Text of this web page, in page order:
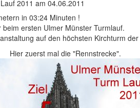
2011 am 04.06.2011
in 03:24 Minuten !
ersten Ulmer Münster Turmlauf.
auf den höchsten Kirchturm
Hier zuerst mal die "Rennstrecke".